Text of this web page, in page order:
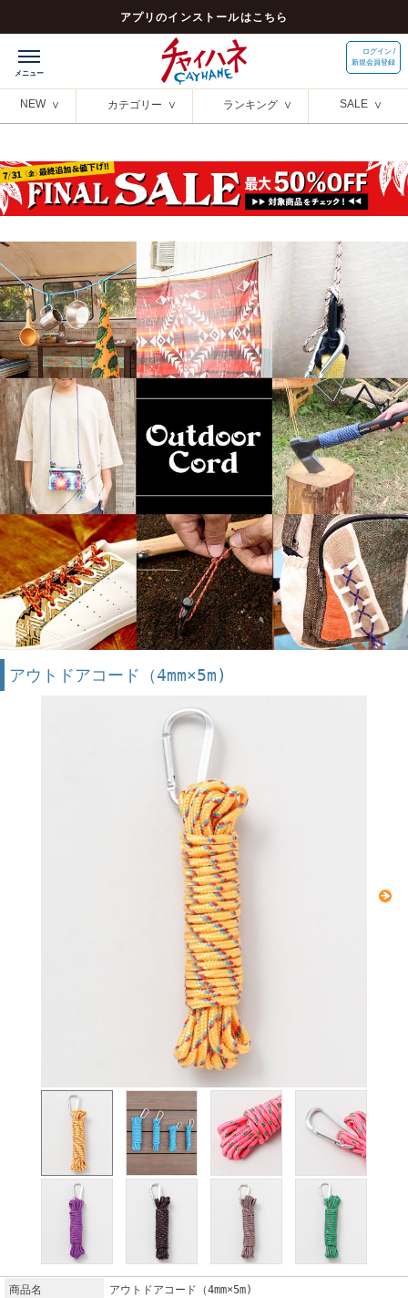
アプリのインストールはこちら
ログイン /
新規会員登録
NEW カテゴリー ランキング SALE
アウトドアコード（4mm×5m)
商品名
アウトドアコード（4mm×5m)